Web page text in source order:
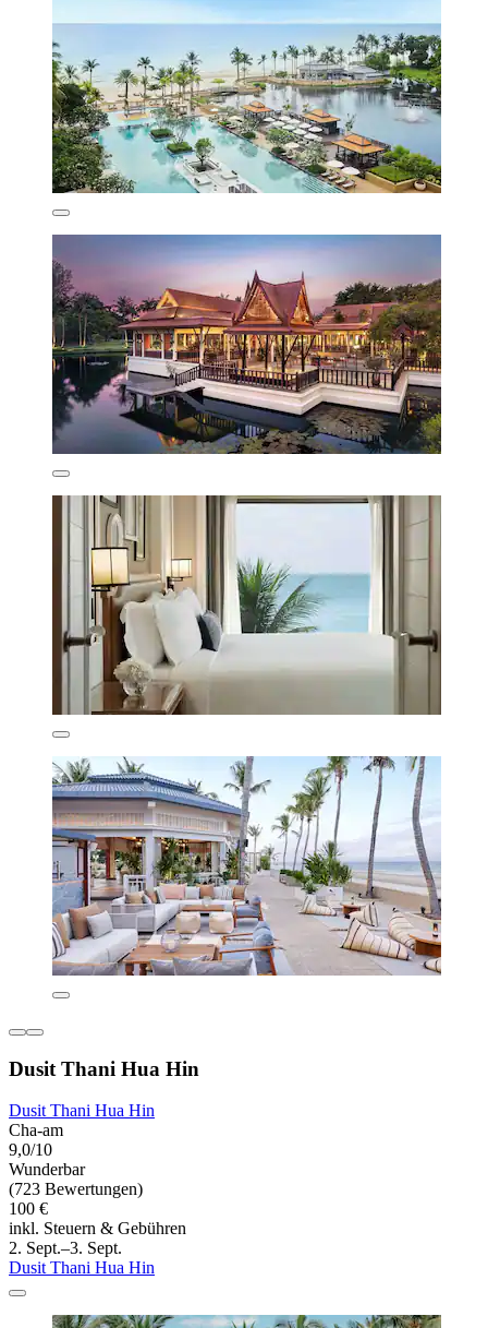
Dusit Thani Hua Hin
Dusit Thani Hua Hin
Cha-am
9,0/10
Wunderbar
(723 Bewertungen)
100 €
inkl. Steuern & Gebühren
2. Sept.–3. Sept.
Dusit Thani Hua Hin